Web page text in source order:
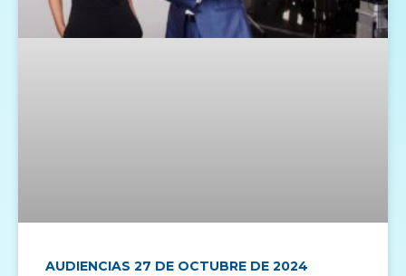
AUDIENCIAS 27 DE OCTUBRE DE 2024